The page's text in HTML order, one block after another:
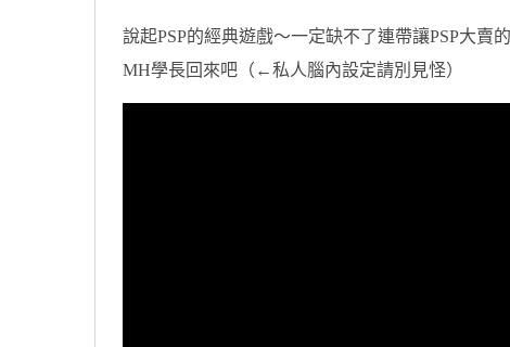
說起PSP的經典遊戲～一定缺不了連帶讓PSP大賣
MH學長回來吧（←私人腦內設定請別見怪）